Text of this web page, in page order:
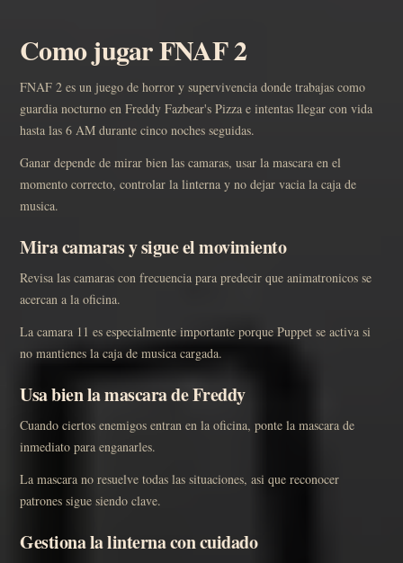
Como jugar FNAF 2
FNAF 2 es un juego de horror y supervivencia donde trabajas como
guardia nocturno en Freddy Fazbear's Pizza e intentas llegar con vida
hasta las 6 AM durante cinco noches seguidas.
Ganar depende de mirar bien las camaras, usar la mascara en el
momento correcto, controlar la linterna y no dejar vacia la caja de
musica.
Mira camaras y sigue el movimiento
Revisa las camaras con frecuencia para predecir que animatronicos se
acercan a la oficina.
La camara 11 es especialmente importante porque Puppet se activa si
no mantienes la caja de musica cargada.
Usa bien la mascara de Freddy
Cuando ciertos enemigos entran en la oficina, ponte la mascara de
inmediato para enganarles.
La mascara no resuelve todas las situaciones, asi que reconocer
patrones sigue siendo clave.
Gestiona la linterna con cuidado